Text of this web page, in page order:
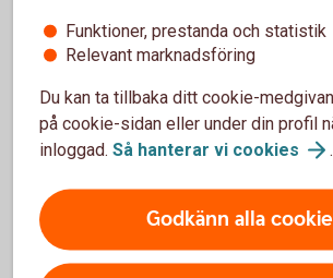
Ring 0771-82 70 00 och skaffa
lastbil
Fordonsförsäkringar
Funktioner, prestanda och statistik
Relevant marknadsföring
Du kan ta tillbaka ditt cookie-
på cookie-sidan eller under din profil
inloggad. Så hanterar vi cookies .
Godkänn alla